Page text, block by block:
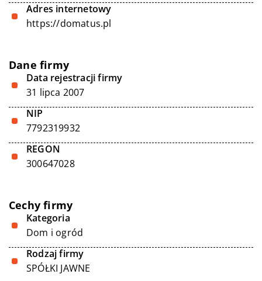
Adres internetowy
https://domatus.pl
Dane firmy
Data rejestracji firmy
31 lipca 2007
NIP
7792319932
REGON
300647028
Cechy firmy
Kategoria
Dom i ogród
Rodzaj firmy
SPÓŁKI JAWNE